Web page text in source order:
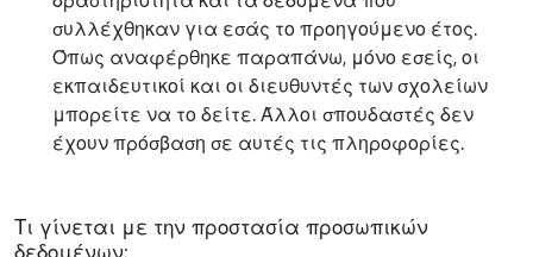
συλλέχθηκαν για εσάς το προηγούμενο έτος.
Όπως αναφέρθηκε παραπάνω, μόνο εσείς, οι
εκπαιδευτικοί και οι διευθυντές των σχολείων
μπορείτε να το δείτε. Άλλοι σπουδαστές δεν
έχουν πρόσβαση σε αυτές τις πληροφορίες.
Τι γίνεται με την προστασία προσωπικών
δεδομένων;